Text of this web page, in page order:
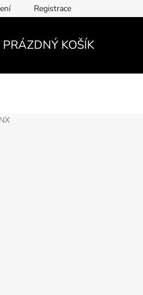
Registrace
PRÁZDNÝ KOŠÍK